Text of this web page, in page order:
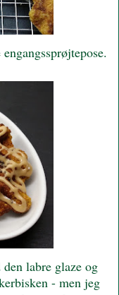
labre glaze og
- men jeg